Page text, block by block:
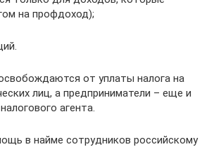
на профдоход);
от уплаты налога на
лиц, а предприниматели – еще и
агента.
в найме сотрудников российскому